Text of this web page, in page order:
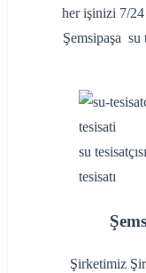
her işinizi 7/24
Şemsipaşa su
su
tesisatı
Şirketimiz